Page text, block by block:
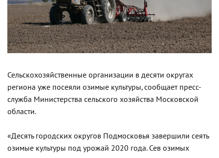
Сельскохозяйственные организации в десяти округах
региона уже посеяли озимые культуры, сообщает пресс-
служба Министерства сельского хозяйства Московской
области.
«Десять городских округов Подмосковья завершили сеять
озимые культуры под урожай 2020 года. Сев озимых